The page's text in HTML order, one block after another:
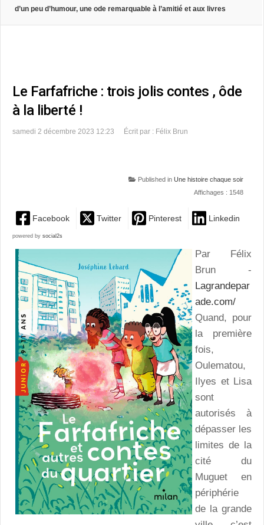
d’un peu d’humour, une ode remarquable à l’amitié et aux livres
Le Farfafriche : trois jolis contes , ôde
à la liberté !
samedi 2 décembre 2023 12:23 Écrit par : Félix Brun
Published in Une histoire chaque soir
Affichages : 1548
Facebook Twitter Pinterest Linkedin
powered by social2s
Par Félix
Brun -
Lagrandepar
ade.com/
Quand, pour
la première
fois,
Oulematou,
Ilyes et Lisa
sont
autorisés à
dépasser les
limites de la
cité du
Muguet en
périphérie
de la grande